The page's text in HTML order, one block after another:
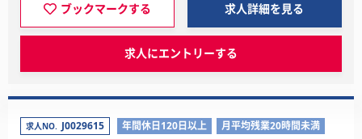
ブックマークする 求人詳細を見る
求人にエントリーする
求人NO. J0029615 年間休日120日以上
月平均残業20時間未満